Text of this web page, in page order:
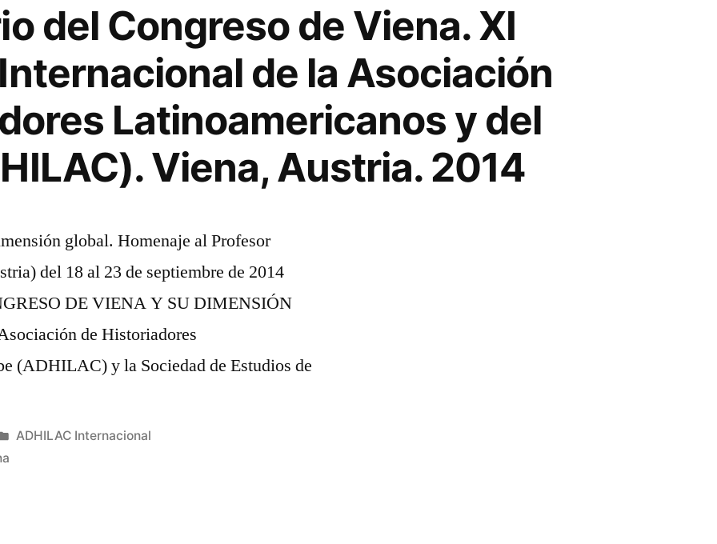
del Congreso de Viena. XI
de la Asociación
Latinoamericanos y del
Viena, Austria. 2014
global. Homenaje al Profesor
del 18 al 23 de septiembre de 2014
DE VIENA Y SU DIMENSIÓN
de Historiadores
(ADHILAC) y la Sociedad de Estudios de
Publicado
ADHILAC Internacional